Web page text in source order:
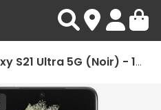
Samsung Galaxy S21 Ultra 5G (Noir) - 128 Go - 12 Go · Reconditionné